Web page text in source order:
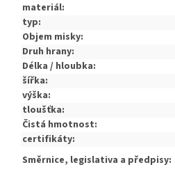
materiál:
typ:
Objem misky:
Druh hrany:
Délka / hloubka:
šířka:
výška:
tloušťka:
Čistá hmotnost:
certifikáty:
Směrnice, legislativa a předpisy: